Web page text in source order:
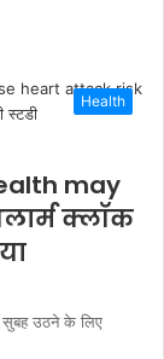
Health
may
क्लॉक
उठने के लिए